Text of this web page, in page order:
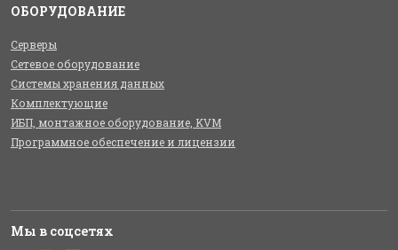
ОБОРУДОВАНИЕ
Серверы
Сетевое оборудование
Системы хранения данных
Комплектующие
ИБП, монтажное оборудование, KVM
Программное обеспечение и лицензии
Мы в соцсетях